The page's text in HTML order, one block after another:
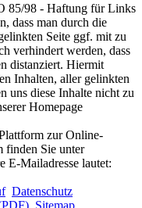
85/98 - Haftung für Links
dass man durch die
Seite ggf. mit zu
verhindert werden, dass
distanziert. Hiermit
Inhalten, aller gelinkten
uns diese Inhalte nicht zu
Homepage
zur Online-
finden Sie unter
E-Mailadresse lautet:
Datenschutz
Sitemap